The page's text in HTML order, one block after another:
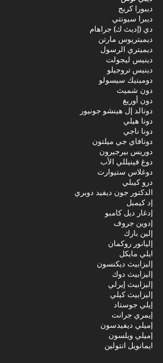
ديبورا كريج
ديبرا سيونتي
دي (إديث ك) جراهام
ديميتريوس مارتن
ديميتري الرسول
دينيس ليجولت
دينيس تروجيلو
دومينيك سيسولو
دون شميث
دون أوريغ
دونالد إل هينشو جونيور
دونا هيلي
دونا ناجي
دونافاي جي ميلتون
دوريس بيرجيرون
دوغ فينيللي الأب
دوغلاس ستيوارت
درو كيبلي
الدكتور جون ديفيد دوبري
إد كيمبل
إدغار ديل كامبو
إدوين جروف
إلين بارك
إليانور روكمان
ايلي مايكل
إليزابيث ديكنسون
إليزابيث دوك
إليزابيث إيرلي
إليزابيث كيلي
إيلي جوستاد
إيمري جرانت
إميلي ديفيدسون
إميلي ويلسون
ايمانويل انتولين